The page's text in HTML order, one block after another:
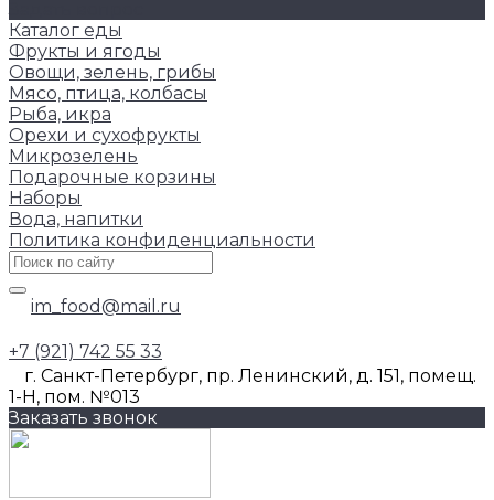
Каталог еды
Фрукты и ягоды
Овощи, зелень, грибы
Мясо, птица, колбасы
Рыба, икра
Орехи и сухофрукты
Микрозелень
Подарочные корзины
Наборы
Вода, напитки
Политика конфиденциальности
im_food@mail.ru
+7 (921) 742 55 33
г. Санкт-Петербург, пр. Ленинский, д. 151, помещ.
1-Н, пом. №013
Заказать звонок